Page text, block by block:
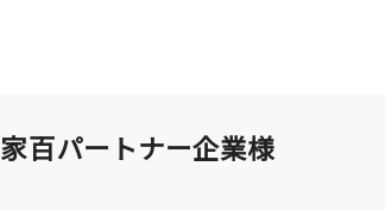
家百パートナー企業様